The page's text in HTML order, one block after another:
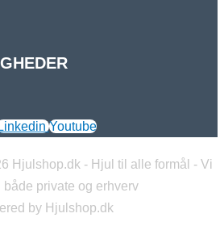
Youtube
Hjulshop.dk - Hjul til alle formål - Vi
private og erhverv
by Hjulshop.dk